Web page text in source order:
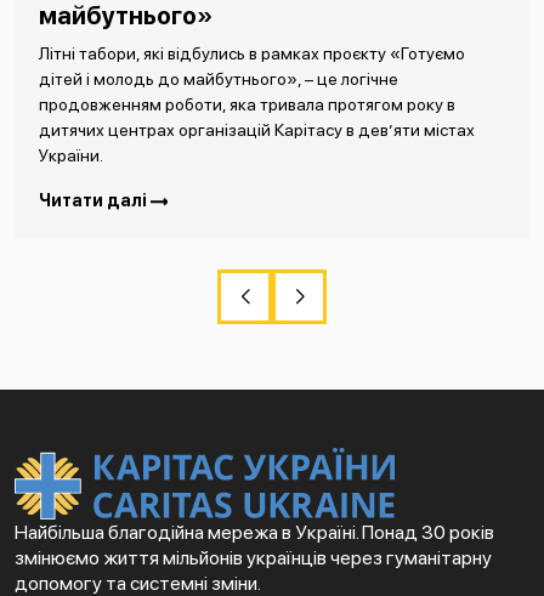
майбутнього»
Літні табори, які відбулись в рамках проєкту «Готуємо
дітей і молодь до майбутнього», – це логічне
продовженням роботи, яка тривала протягом року в
дитячих центрах організацій Карітасу в дев’яти містах
України.
Читати далі
Найбільша благодійна мережа в Україні. Понад 30 років
змінюємо життя мільйонів українців через гуманітарну
допомогу та системні зміни.